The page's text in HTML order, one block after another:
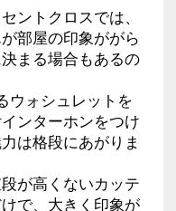
ントクロスでは、
部屋の印象ががら
まる場合もあるの
ウォシュレットを
ンターホンをつけ
は格段にあがりま
が高くないカッテ
で、大きく印象が